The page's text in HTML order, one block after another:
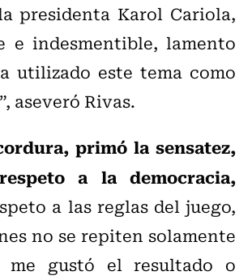
presidenta Karol Cariola,
e indesmentible, lamento
utilizado este tema como
aseveró Rivas.
primó la sensatez,
a la democracia,
a las reglas del juego,
no se repiten solamente
me gustó el resultado o